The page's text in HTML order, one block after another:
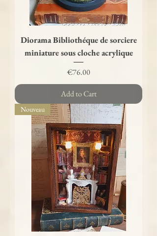
Diorama Bibliothéque de sorciere
miniature sous cloche acrylique
Price
€76.00
Add to Cart
Nouveau